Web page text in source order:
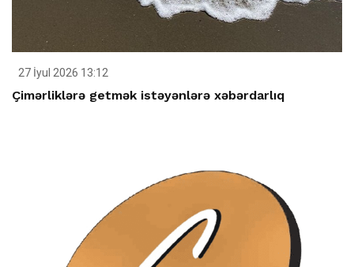
27 İyul 2026 13:12
Çimərliklərə getmək istəyənlərə xəbərdarlıq